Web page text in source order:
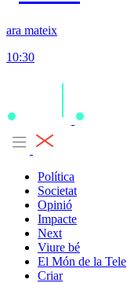
ara mateix
10:30
Política
Societat
Opinió
Impacte
Next
Viure bé
El Món de la Tele
Criar